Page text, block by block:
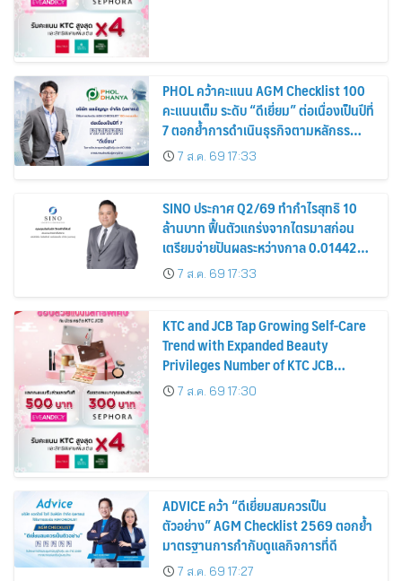
PHOL คว้าคะแนน AGM Checklist 100
คะแนนเต็ม ระดับ “ดีเยี่ยม” ต่อเนื่องเป็นปีที่
7 ตอกย้ำการดำเนินธุรกิจตามหลักธร
รมาภิบาล โปร่งใส สร้างความเชื่อมั่นผู้ถือ
หุ้น
7 ส.ค. 69 17:33
SINO ประกาศ Q2/69 ทำกำไรสุทธิ 10
ล้านบาท ฟื้นตัวแกร่งจากไตรมาสก่อน
เตรียมจ่ายปันผลระหว่างกาล 0.014423
บาทต่อหุ้น ครึ่งปีหลังมุ่งเติบโตต่อเนื่อง
7 ส.ค. 69 17:33
KTC and JCB Tap Growing Self-Care
Trend with Expanded Beauty
Privileges Number of KTC JCB
Cardmembers Spending on
Cosmetics Rises 26%
7 ส.ค. 69 17:30
ADVICE คว้า “ดีเยี่ยมสมควรเป็น
ตัวอย่าง” AGM Checklist 2569 ตอกย้ำ
มาตรฐานการกำกับดูแลกิจการที่ดี
7 ส.ค. 69 17:27